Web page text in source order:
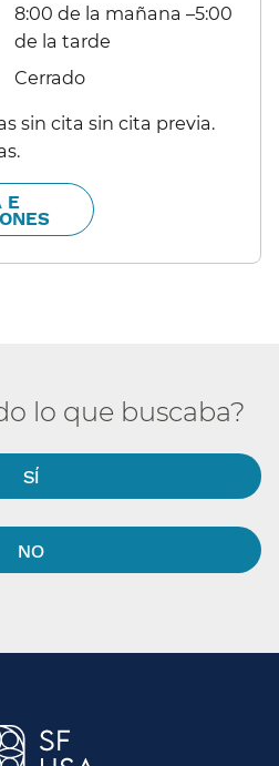
8:00 de la mañana –5:00
de la tarde​​
Cerrado​​
sin cita sin cita previa.
E
lo que buscaba?​​
SÍ​​
NO​​